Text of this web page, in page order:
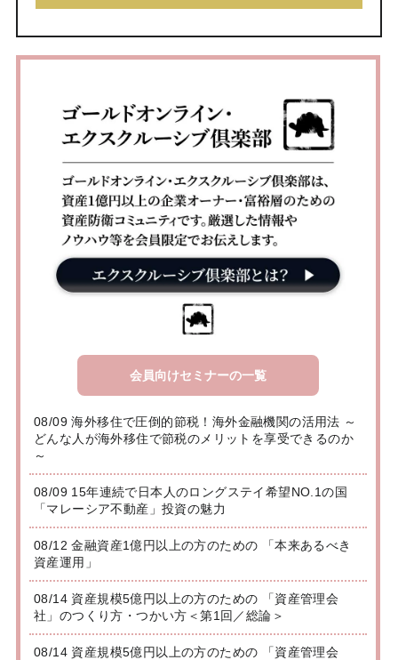
会員向けセミナーの一覧
08/09 海外移住で圧倒的節税！海外金融機関の活用法 ～
どんな人が海外移住で節税のメリットを享受できるのか
～
08/09 15年連続で日本人のロングステイ希望NO.1の国
「マレーシア不動産」投資の魅力
08/12 金融資産1億円以上の方のための 「本来あるべき
資産運用」
08/14 資産規模5億円以上の方のための 「資産管理会
社」のつくり方・つかい方＜第1回／総論＞
08/14 資産規模5億円以上の方のための 「資産管理会